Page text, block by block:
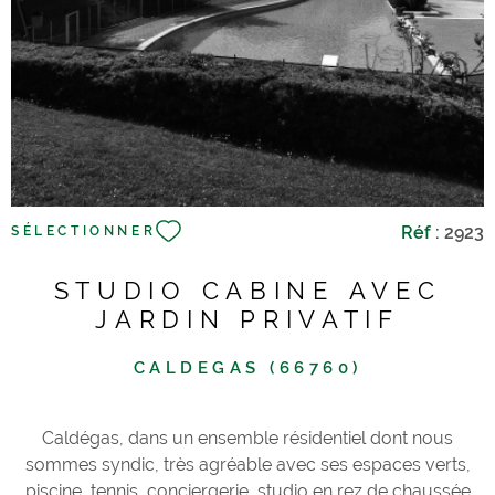
commodités. Les informations sur les risques auxquels ce
bien est exposé sont disponibles sur le site Géorisques
SÉLECTIONNER Réf : 2923
STUDIO CABINE AVEC
JARDIN PRIVATIF
CALDEGAS (66760)
Caldégas, dans un ensemble résidentiel dont nous
sommes syndic, très agréable avec ses espaces verts,